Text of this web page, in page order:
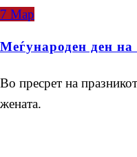
7 Мар
Меѓународен ден на
Во пресрет на
жената.